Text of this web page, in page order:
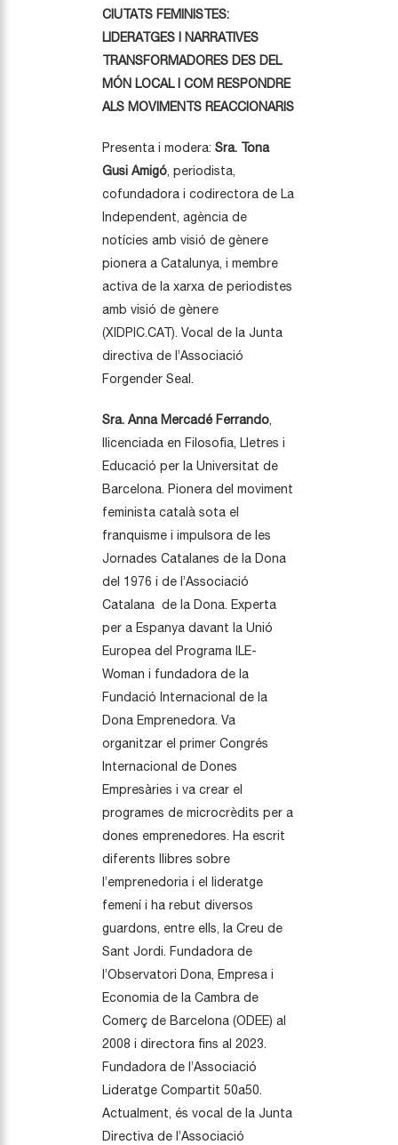
CIUTATS FEMINISTES:
LIDERATGES I NARRATIVES
TRANSFORMADORES DES DEL
MÓN LOCAL I COM RESPONDRE
ALS MOVIMENTS REACCIONARIS
Presenta i modera: Sra. Tona
Gusi Amigó, periodista,
cofundadora i codirectora de La
Independent, agència de
notícies amb visió de gènere
pionera a Catalunya, i membre
activa de la xarxa de periodistes
amb visió de gènere
(XIDPIC.CAT). Vocal de la Junta
directiva de l’Associació
Forgender Seal.
Sra. Anna Mercadé Ferrando,
llicenciada en Filosofia, Lletres i
Educació per la Universitat de
Barcelona. Pionera del moviment
feminista català sota el
franquisme i impulsora de les
Jornades Catalanes de la Dona
de l 1976 i de l’Associació
Catalana de la Dona. Experta
per a Espanya davant la Unió
Europea del Programa ILE-
Woman i fundadora de la
Fundació Internacional de la
Dona Emprenedora. Va
organitzar el primer Congrés
Internacional de Dones
Empresàries i va crear el
programes de microcrèdits per a
dones emprenedores. Ha escrit
diferents llibres sobre
l’emprenedoria i el lideratge
femení i ha rebut diversos
guardons, entre ells, la Creu de
Sant Jordi. Fundadora de
l’Observatori Dona, Empresa i
Economia de la Cambra de
Comerç de Barcelona (ODEE) al
2008 i directora fins al 2023.
Fundadora de l’Associació
Lideratge Compartit 50a50.
Actualment, és vocal de la Junta
Directiva de l’Associació